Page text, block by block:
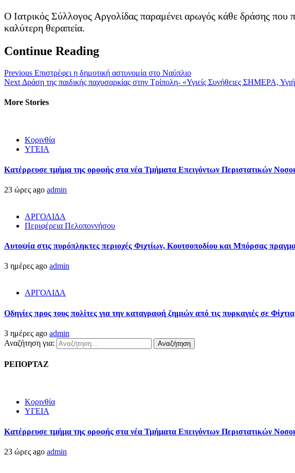
Ο Ιατρικός Σύλλογος Αργολίδας παραμένει αρωγός κάθε δράσης που
καλύτερη θεραπεία.
Continue Reading
Previous Επιστρέφει η δημοτική αστυνομία στο Ναύπλιο
Next Δράση της παιδικής παχυσαρκίας στην Τρίπολη- «Υγιείς Συνήθειες ΣΗΜΕΡΑ,
More Stories
Κορινθία
ΥΓΕΙΑ
Kατέρρευσε τμήμα της οροφής στα νέα Τμήματα Επειγόντων Περιστατικών
23 ώρες ago admin
ΑΡΓΟΛΙΔΑ
Περιφέρεια Πελοποννήσου
Αυτοψία στις πυρόπληκτες περιοχές Φιχτίων, Κουτσοποδίου και Μπόρσας
3 ημέρες ago admin
ΑΡΓΟΛΙΔΑ
Οδηγίες προς τους πολίτες για την καταγραφή ζημιών από τις πυρκαγιές σε
3 ημέρες ago admin
Αναζήτηση για:
ΡΕΠΟΡΤΑΖ
Κορινθία
ΥΓΕΙΑ
Kατέρρευσε τμήμα της οροφής στα νέα Τμήματα Επειγόντων Περιστατικών
23 ώρες ago admin